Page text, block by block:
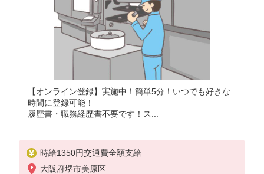
【オンライン登録】実施中！簡単5分！いつでも好きな
時間に登録可能！
履歴書・職務経歴書不要です！ス...
時給1350円交通費全額支給
大阪府堺市美原区